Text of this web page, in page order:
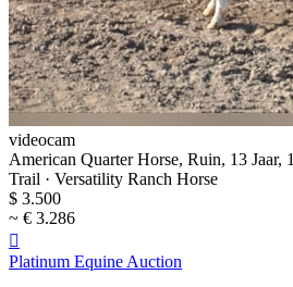
videocam
American Quarter Horse, Ruin, 13 Jaar,
Trail · Versatility Ranch Horse
$ 3.500
~ € 3.286

Platinum Equine Auction